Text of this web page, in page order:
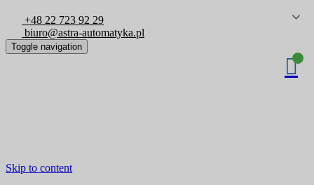
+48 22 723 92 29
biuro@astra-automatyka.pl
Toggle navigation
Skip to content